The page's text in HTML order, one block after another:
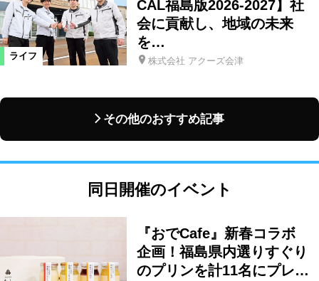
ライフ
CAL福島版2026-2027】社
会に貢献し、地域の未来
を…
株式会社 アクーズ会津
その他のおすすめ記事
同日開催のイベント
『おでCafe』新春コラボ
企画！福島県内選りすぐり
のプリンを計11名にプレ…